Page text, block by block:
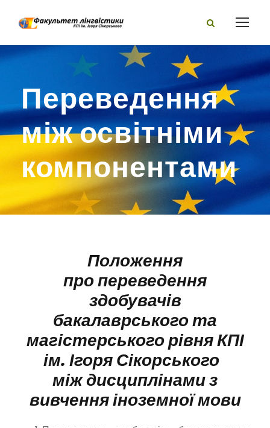
Переведення
між освітніми
компонентами
Положення
про переведення
здобувачів
бакалаврського та
магістерського рівня КПІ
ім. Ігоря Сікорського
між дисциплінами з
вивчення іноземної мови